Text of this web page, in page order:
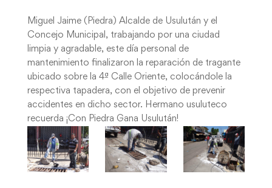
Miguel Jaime (Piedra) Alcalde de Usulután y el
Concejo Municipal, trabajando por una ciudad
limpia y agradable, este día personal de
mantenimiento finalizaron la reparación de tragante
ubicado sobre la 4ª Calle Oriente, colocándole la
respectiva tapadera, con el objetivo de prevenir
accidentes en dicho sector. Hermano usuluteco
recuerda ¡Con Piedra Gana Usulután!